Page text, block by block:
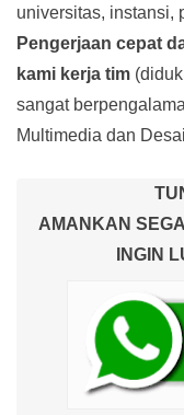
universitas, instansi,
Pengerjaan cepat
kami kerja tim
sangat
Multimedia dan
AMANKAN
INGIN